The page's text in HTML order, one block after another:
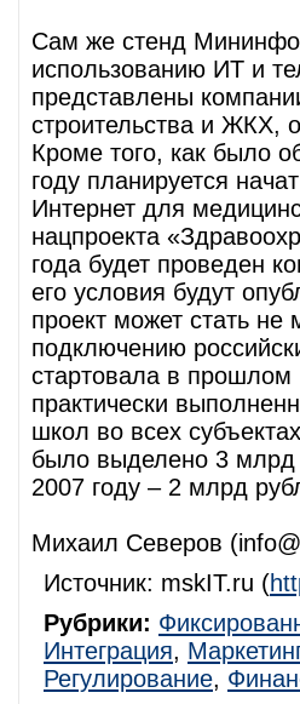
Сам же стенд
использованию ИТ и
представлены
строительства и ЖКХ,
Кроме того, как было
году планируется
Интернет для
нацпроекта
года будет проведен
его условия будут
проект может стать
подключению
стартовала в прошлом
практически
школ во всех
было выделено 3 млрд
2007 году – 2 млрд
Михаил Северов
Источник: mskIT.ru (
Рубрики:
Интеграция, Маркетинг
Регулирование,